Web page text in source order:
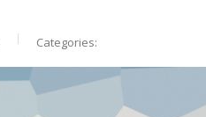
Categories: